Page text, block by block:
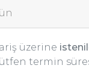
üzerine
termin